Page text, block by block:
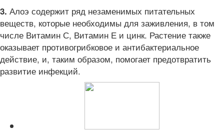
3. Алоэ содержит ряд незаменимых питательных
веществ, которые необходимы для заживления, в том
числе Витамин С, Витамин Е и цинк. Растение также
оказывает противогрибковое и антибактериальное
действие, и, таким образом, помогает предотвратить
развитие инфекций.